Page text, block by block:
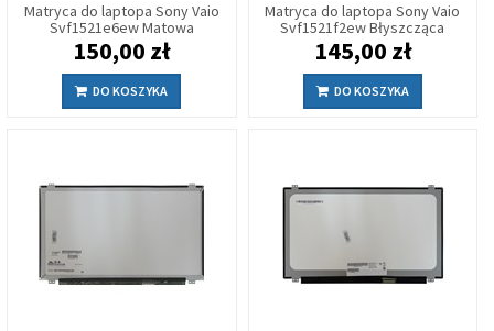
Matryca do laptopa Sony Vaio
Svf1521e6ew Matowa
150,00 zł
DO KOSZYKA
Matryca do laptopa Sony Vaio
Svf1521f2ew Błyszcząca
145,00 zł
DO KOSZYKA